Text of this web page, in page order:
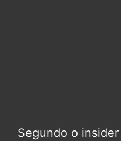
Segundo o insider